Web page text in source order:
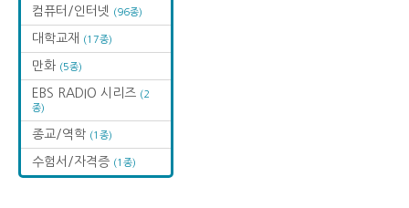
컴퓨터/인터넷 (96종)
대학교재 (17종)
만화 (5종)
EBS RADIO 시리즈 (2
종)
종교/역학 (1종)
수험서/자격증 (1종)